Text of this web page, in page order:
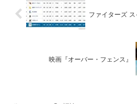
ファイターズ ス
映画『オーバー・フェンス』